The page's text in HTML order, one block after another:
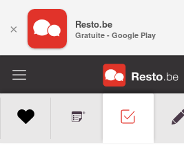
× Resto.be
Gratuite - Google Play